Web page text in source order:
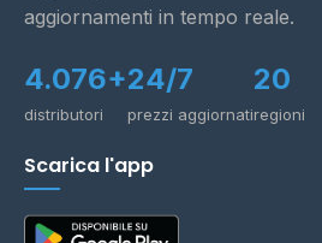
aggiornamenti in tempo reale.
4.076+
distributori
24/7
prezzi aggiornati
20
regioni
Scarica l'app